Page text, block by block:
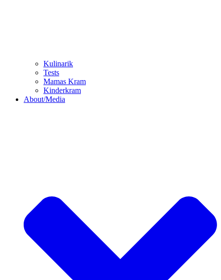
Kulinarik
Tests
Mamas Kram
Kinderkram
About/Media